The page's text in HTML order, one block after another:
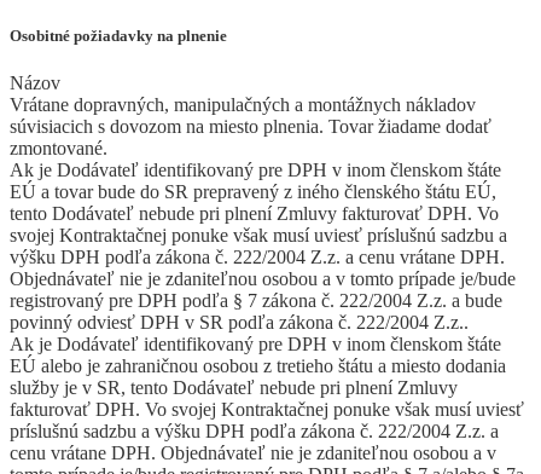
Osobitné požiadavky na plnenie
Názov
Vrátane dopravných, manipulačných a montážnych nákladov
súvisiacich s dovozom na miesto plnenia. Tovar žiadame dodať
zmontované.
Ak je Dodávateľ identifikovaný pre DPH v inom členskom štáte
EÚ a tovar bude do SR prepravený z iného členského štátu EÚ,
tento Dodávateľ nebude pri plnení Zmluvy fakturovať DPH. Vo
svojej Kontraktačnej ponuke však musí uviesť príslušnú sadzbu a
výšku DPH podľa zákona č. 222/2004 Z.z. a cenu vrátane DPH.
Objednávateľ nie je zdaniteľnou osobou a v tomto prípade je/bude
registrovaný pre DPH podľa § 7 zákona č. 222/2004 Z.z. a bude
povinný odviesť DPH v SR podľa zákona č. 222/2004 Z.z..
Ak je Dodávateľ identifikovaný pre DPH v inom členskom štáte
EÚ alebo je zahraničnou osobou z tretieho štátu a miesto dodania
služby je v SR, tento Dodávateľ nebude pri plnení Zmluvy
fakturovať DPH. Vo svojej Kontraktačnej ponuke však musí uviesť
príslušnú sadzbu a výšku DPH podľa zákona č. 222/2004 Z.z. a
cenu vrátane DPH. Objednávateľ nie je zdaniteľnou osobou a v